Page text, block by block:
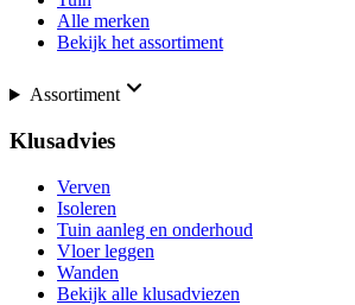
Alle merken
Bekijk het assortiment
Assortiment
Klusadvies
Verven
Isoleren
Tuin aanleg en onderhoud
Vloer leggen
Wanden
Bekijk alle klusadviezen